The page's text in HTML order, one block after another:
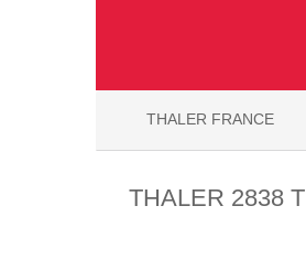
THALER FRANCE
THALER 2838 T